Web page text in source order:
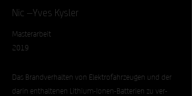
Nic –Yves Kysler
Masterarbeit
2019
Das Brandverhalten von Elektrofahrzeugen und der
darin enthaltenen Lithium-Ionen-Batterien zu ver-